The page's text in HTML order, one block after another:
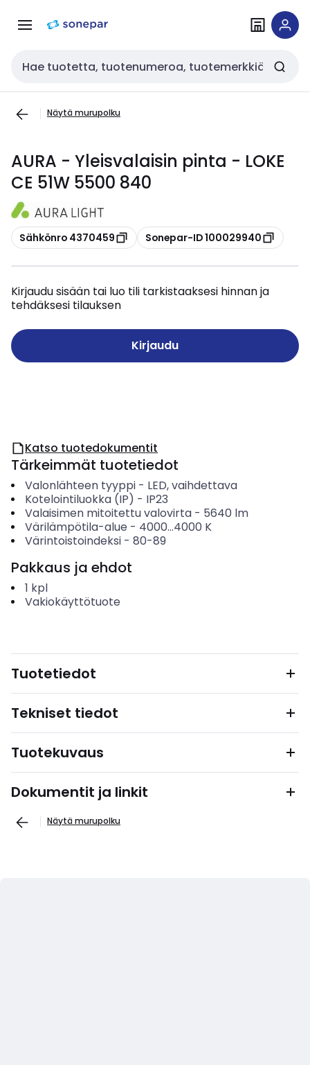
navigointiinsisältöön
Haku
Näytä murupolku
AURA - Yleisvalaisin pinta - LOKE
CE 51W 5500 840
Kopioi
Sähkönro 4370459 Kopioi
Sonepar-ID 100029940
Kirjaudu sisään tai luo tili tarkistaaksesi hinnan ja
tehdäksesi tilauksen
Kirjaudu
Katso tuotedokumentit
Tärkeimmät tuotetiedot
Valonlähteen tyyppi- LED, vaihdettava
Kotelointiluokka (IP) - IP23
Valaisimen mitoitettu valovirta- 5640 lm
Värilämpötila-alue - 4000...4000 K
Värintoistoindeksi- 80-89
Pakkaus ja ehdot
1 kpl
Vakiokäyttötuote
Tuotetiedot
Tekniset tiedot
Tuotekuvaus
Dokumentit ja linkit
Näytä murupolku